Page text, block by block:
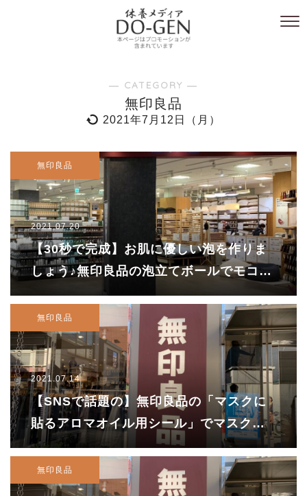
― CATEGORY ―
無印良品
2021年7月12日（月）
無印良品
2021.07.20
【30秒で完成】お肌に優しい泡を作りま
しょう♪無印良品の泡立てボールでモコモ
コ泡をカンタンに！
無印良品
2021.07.14
【SNSで話題の】無印良品の「マスクに
貼るアロマオイル用シール」でマスク生
活が快適に！
無印良品